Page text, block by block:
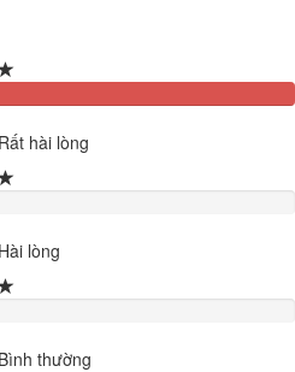
Rất hài lòng
Hài lòng
Bình thường